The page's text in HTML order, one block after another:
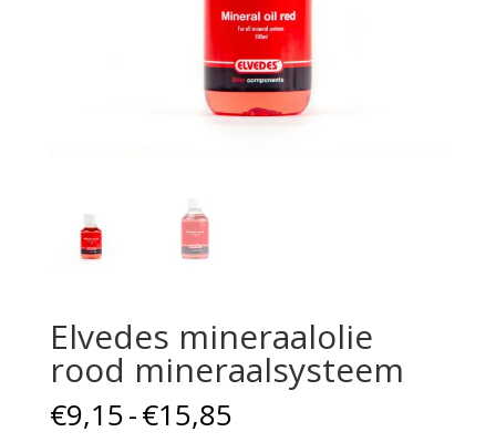
Elvedes mineraalolie
rood mineraalsysteem
€9,15-€15,85Prijsklasse: